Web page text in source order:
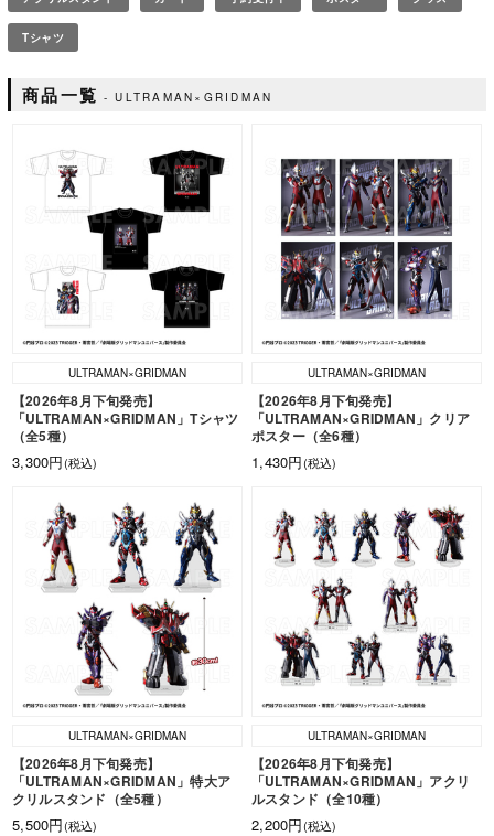
Tシャツ
商品一覧 ULTRAMAN×GRIDMAN
ULTRAMAN×GRIDMAN
【2026年8月下旬発売】
「ULTRAMAN×GRIDMAN」Tシャツ
（全5種）
3,300円(税込)
ULTRAMAN×GRIDMAN
【2026年8月下旬発売】
「ULTRAMAN×GRIDMAN」クリア
ポスター（全6種）
1,430円(税込)
ULTRAMAN×GRIDMAN
【2026年8月下旬発売】
「ULTRAMAN×GRIDMAN」特大ア
クリルスタンド（全5種）
5,500円(税込)
ULTRAMAN×GRIDMAN
【2026年8月下旬発売】
「ULTRAMAN×GRIDMAN」アクリ
ルスタンド（全10種）
2,200円(税込)